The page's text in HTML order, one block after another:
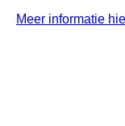
Meer informatie